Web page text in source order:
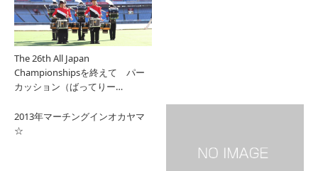
The 26th All Japan
Championshipsを終えて パー
カッション（ばってりー…
2013年マーチングインオカヤマ
☆